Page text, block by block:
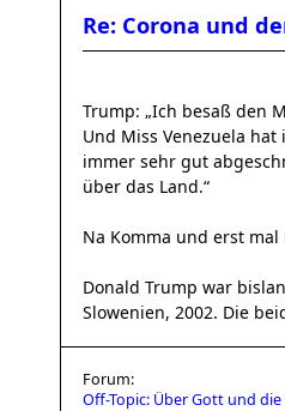
Re: Corona und
Trump: „Ich besaß den
Und Miss Venezuela
immer sehr gut
über das Land.“
Na Komma und erst
Donald Trump war
Slowenien, 2002. Die
Forum:
Off-Topic: Über Gott und